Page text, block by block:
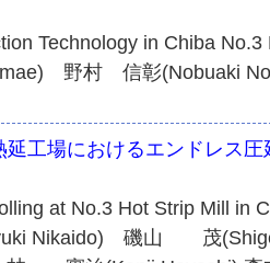
Technology in Chiba No.3
野村 信彰(Nobuaki
延工場におけるエンドレス
at No.3 Hot Strip Mill in
Nikaido) 磯山 茂